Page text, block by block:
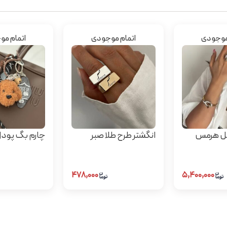
موجودی
هرمس
۵,۴۰۰,۰۰۰
اتمام موجودی
انگشتر طرح طلا صبر
۴۷۸,۰۰۰
اتمام
چارم بگ